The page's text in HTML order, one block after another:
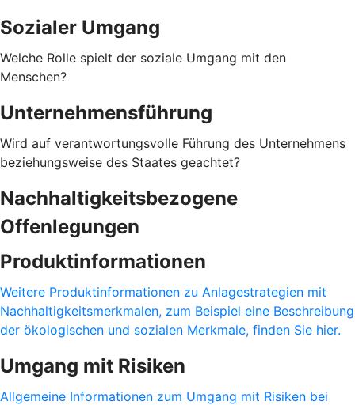
Sozialer Umgang
Welche Rolle spielt der soziale Umgang mit den
Menschen?
Unternehmensführung
Wird auf verantwortungsvolle Führung des Unternehmens
beziehungsweise des Staates geachtet?
Nachhaltigkeitsbezogene
Offenlegungen
Produktinformationen
Weitere Produktinformationen zu Anlagestrategien mit
Nachhaltigkeitsmerkmalen, zum Beispiel eine Beschreibung
der ökologischen und sozialen Merkmale, finden Sie hier.
Umgang mit Risiken
Allgemeine Informationen zum Umgang mit Risiken bei